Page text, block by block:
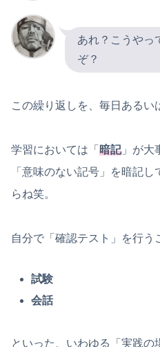
あれ？こうやっ
ぞ？
この繰り返しを、毎日あるい
学習においては「 暗記」が大
「意味のない記号」を暗記
らね笑。
自分で「確認テスト」を行う
試験
会話
といった、いわゆる「実践